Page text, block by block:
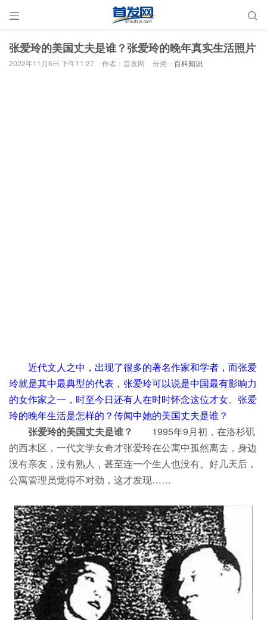
 
张爱玲的美国丈夫是谁？张爱玲的晚年真实生活照片
2022年11月6日 下午11:27 作者：首发网 分类： 百科知识
近代文人之中，出现了很多的著名作家和学者，而张爱
玲就是其中最典型的代表，张爱玲可以说是中国最有影响力
的女作家之一，时至今日还有人在时时怀念这位才女。张爱
玲的晚年生活是怎样的？传闻中她的美国丈夫是谁？
张爱玲的美国丈夫是谁？
1995年9月初，在洛杉矶
的西木区，一代文学女奇才张爱玲在公寓中孤然离去，身边
没有亲友，没有熟人，甚至连一个生人也没有。好几天后，
公寓管理员觉得不对劲，这才发现……